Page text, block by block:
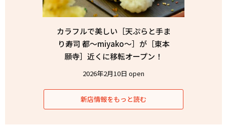
カラフルで美しい［天ぷらと手ま
り寿司 都〜miyako〜］が［東本
願寺］近くに移転オープン！
2026年2月10日 open
新店情報をもっと読む